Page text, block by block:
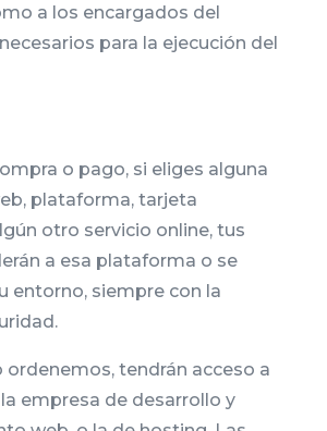
a los encargados del
para la ejecución del
o pago, si eliges alguna
plataforma, tarjeta
otro servicio online, tus
a esa plataforma o se
entorno, siempre con la
ordenemos, tendrán acceso a
empresa de desarrollo y